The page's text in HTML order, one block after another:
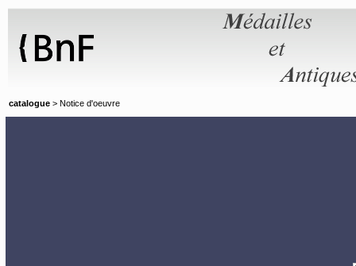
catalogue > Notice d'oeuvre